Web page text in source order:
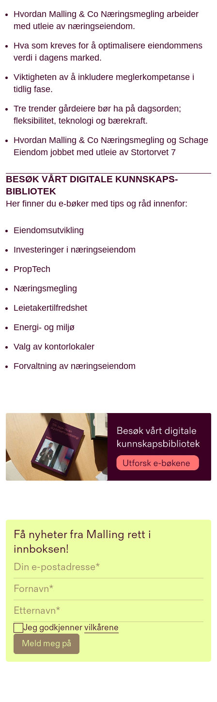
Hvordan Malling & Co Næringsmegling arbeider
med utleie av næringseiendom.
Hva som kreves for å optimalisere eiendommens
verdi i dagens marked.
Viktigheten av å inkludere meglerkompetanse i
tidlig fase.
Tre trender gårdeiere bør ha på dagsorden;
fleksibilitet, teknologi og bærekraft.
Hvordan Malling & Co Næringsmegling og Schage
Eiendom jobbet med utleie av Stortorvet 7
BESØK VÅRT DIGITALE KUNNSKAPS-
BIBLIOTEK
Her finner du e-bøker med tips og råd innenfor:
Eiendomsutvikling
Investeringer i næringseiendom
PropTech
Næringsmegling
Leietakertilfredshet
Energi- og miljø
Valg av kontorlokaler
Forvaltning av næringseiendom
Få nyheter fra Malling rett i
innboksen!
Email
Jeg godkjennervilkårene
Meld meg på